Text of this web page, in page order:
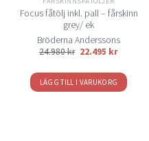
Focus fåtölj inkl. pall – fårskinn
grey/ ek
Bröderna Anderssons
24.980kr Det
var:
24.980 kr.
22.495 krDet
är:
22.495 kr.
LÄGG TILL I VARUKORG